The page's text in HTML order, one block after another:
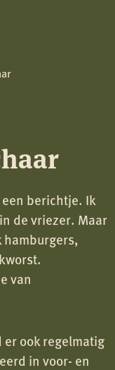
berichtje. Ik
de vriezer. Maar
van
ook regelmatig
in voor- en